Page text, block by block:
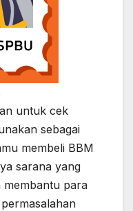
untuk cek
sebagai
membeli BBM
sarana yang
membantu para